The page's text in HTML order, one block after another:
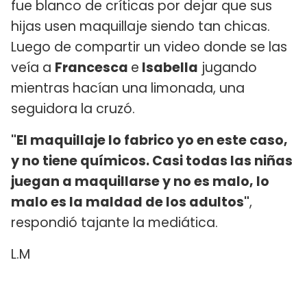
fue blanco de críticas por dejar que sus
hijas usen maquillaje siendo tan chicas.
Luego de compartir un video donde se las
veía a Francesca e Isabella jugando
mientras hacían una limonada, una
seguidora la cruzó.
"El maquillaje lo fabrico yo en este caso,
y no tiene químicos. Casi todas las niñas
juegan a maquillarse y no es malo, lo
malo es la maldad de los adultos",
respondió tajante la mediática.
L.M